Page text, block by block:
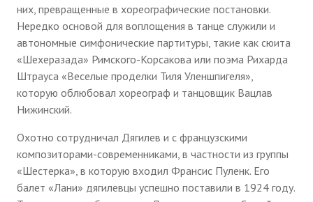
них, превращенные в хореографические постановки.
Нередко основой для воплощения в танце служили и
автономные симфонические партитуры, такие как сюита
«Шехеразада» Римского-Корсакова или поэма Рихарда
Штрауса «Веселые проделки Тиля Уленшпигеля»,
которую облюбовал хореограф и танцовщик Вацлав
Нижинский.
Охотно сотрудничал Дягилев и с французскими
композиторами-современниками, в частности из группы
«Шестерка», в которую входил Франсис Пуленк. Его
балет «Лани» дягилевцы успешно поставили в 1924 году.